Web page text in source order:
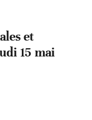
et
15 mai